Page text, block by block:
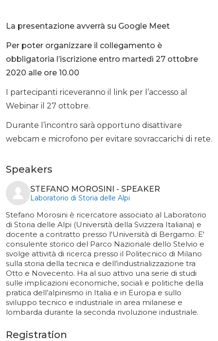
La presentazione avverrà su Google Meet
Per poter organizzare il collegamento è
obbligatoria l’iscrizione entro martedì 27 ottobre
2020 alle ore 10.00
I partecipanti riceveranno il link per l’accesso al
Webinar il 27 ottobre.
Durante l’incontro sarà opportuno disattivare
webcam e microfono per evitare sovraccarichi di rete.
Speakers
STEFANO MOROSINI - SPEAKER
Laboratorio di Storia delle Alpi
Stefano Morosini è ricercatore associato al Laboratorio
di Storia delle Alpi (Università della Svizzera Italiana) e
docente a contratto presso l'Università di Bergamo. E'
consulente storico del Parco Nazionale dello Stelvio e
svolge attività di ricerca presso il Politecnico di Milano
sulla storia della tecnica e dell’industrializzazione tra
Otto e Novecento. Ha al suo attivo una serie di studi
sulle implicazioni economiche, sociali e politiche della
pratica dell’alpinismo in Italia e in Europa e sullo
sviluppo tecnico e industriale in area milanese e
lombarda durante la seconda rivoluzione industriale.
Registration